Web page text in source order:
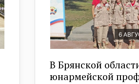
6
В Брянской
юнармейской